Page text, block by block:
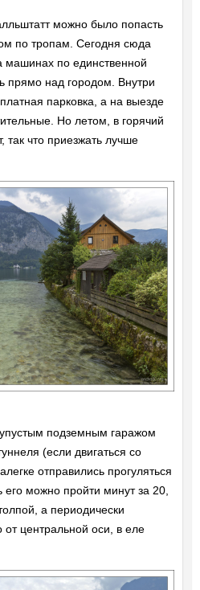
можно было попасть
по тропам. Сегодня сюда
машинах по единственной
прямо над городом. Внутри
парковка, а на выезде
Но летом, в горячий
так что приезжать лучше
подземным гаражом
(если двигаться со
отправились прогуляться
его можно пройти минут за 20,
а периодически
от центральной оси, в еле